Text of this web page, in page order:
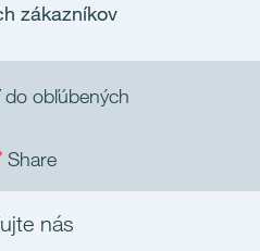
do obľúbených
Share
zákazníkov
nás